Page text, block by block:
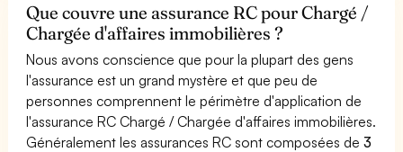
Que couvre une assurance RC pour Chargé /
Chargée d'affaires immobilières ?
Nous avons conscience que pour la plupart des gens
l'assurance est un grand mystère et que peu de
personnes comprennent le périmètre d'application de
l'assurance RC Chargé / Chargée d'affaires immobilières.
Généralement les assurances RC sont composées de3